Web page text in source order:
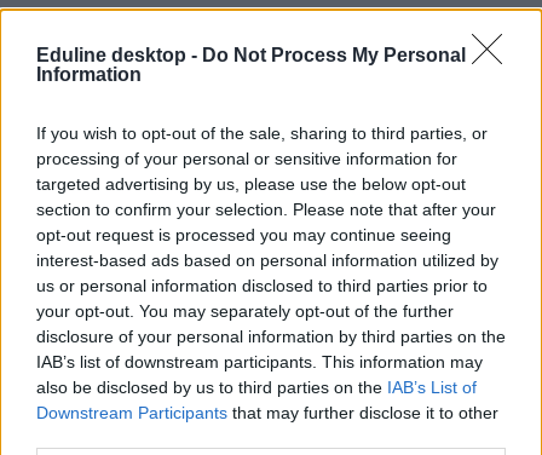
Eduline desktop - Do Not Process My Personal
Information
If you wish to opt-out of the sale, sharing to third parties, or
processing of your personal or sensitive information for
targeted advertising by us, please use the below opt-out
section to confirm your selection. Please note that after your
opt-out request is processed you may continue seeing
interest-based ads based on personal information utilized by
us or personal information disclosed to third parties prior to
your opt-out. You may separately opt-out of the further
disclosure of your personal information by third parties on the
IAB’s list of downstream participants. This information may
also be disclosed by us to third parties on the IAB’s List of
Downstream Participants that may further disclose it to other
október 23
szombati munkanap
hosszú hétvége
hosszú hétvége 2025